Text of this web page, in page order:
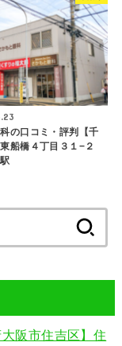
の口コミ・評判【千
船橋４丁目３１−２
阪市住吉区】住